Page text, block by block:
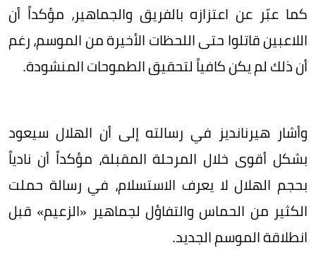
كما عبّر عن اعتزازه بالفريق والجماهير، مؤكداً أن
اللاعبين قاتلوا حتى اللحظات الأخيرة من الموسم، رغم
أن ذلك لم يكن كافياً لتحقيق الطموحات المنشودة.
وأشار هيرنانديز في رسالته إلى أن الهلال سيعود
بشكل أقوى خلال المرحلة المقبلة، مؤكداً أن نادياً
بحجم الهلال لا يعرف الاستسلام، في رسالة حملت
الكثير من الحماس والتفاؤل لجماهير «الزعيم» قبل
انطلاقة الموسم الجديد.